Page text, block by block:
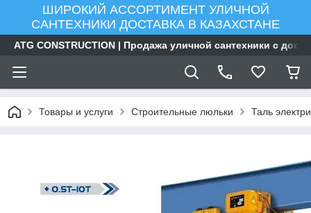
ШИРОКИЙ АССОРТИМЕНТ УЛИЧНОЙ
САНТЕХНИКИ ДОСТАВКА В КАЗАХСТАНЕ
ATG CONSTRUCTION | Продажа уличной сантехники с
Товары и услуги Строительные люльки Таль